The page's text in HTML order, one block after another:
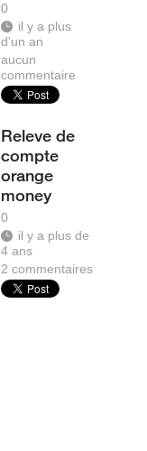
0
il y a plus
d'un an
aucun
commentaire
Releve de
compte
orange
money
0
il y a plus de
4 ans
2commentaires